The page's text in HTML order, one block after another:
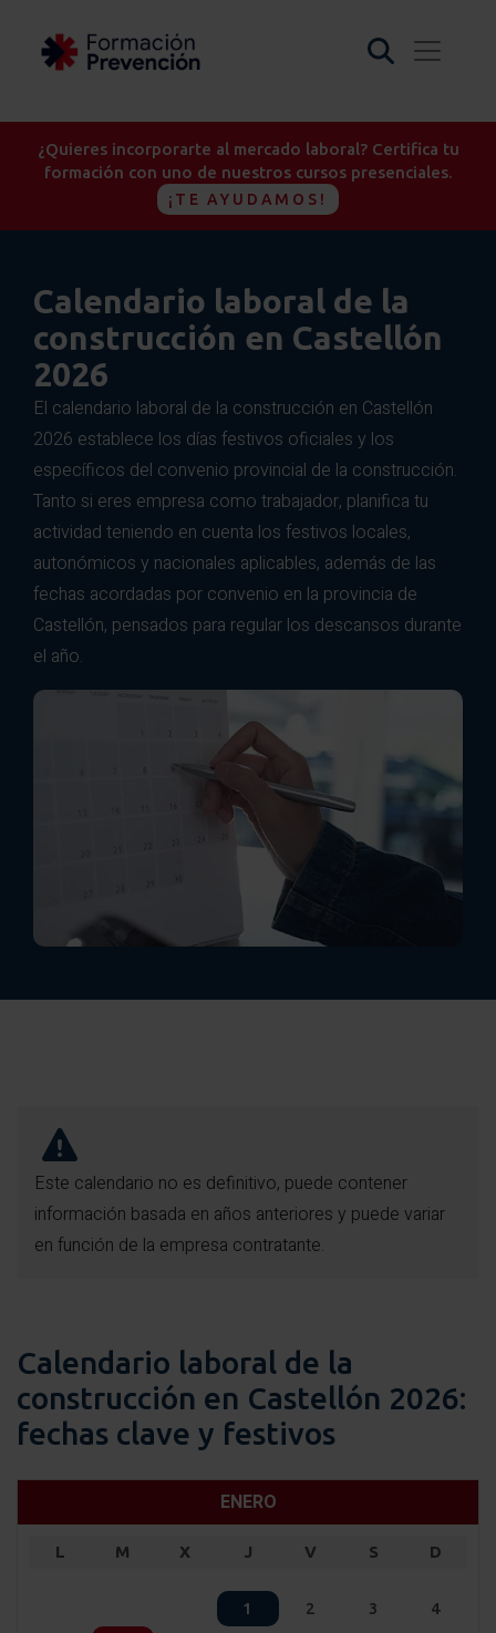
¿Quieres incorporarte al mercado laboral? Certifica tu
formación con uno de nuestros cursos presenciales.
¡TE AYUDAMOS!
Calendario laboral de la
construcción en Castellón
2026
El calendario laboral de la construcción en Castellón
2026 establece los días festivos oficiales y los
específicos del convenio provincial de la construcción.
Tanto si eres empresa como trabajador, planifica tu
actividad teniendo en cuenta los festivos locales,
autonómicos y nacionales aplicables, además de las
fechas acordadas por convenio en la provincia de
Castellón, pensados para regular los descansos durante
el año.
Este calendario no es definitivo, puede contener
información basada en años anteriores y puede variar
en función de la empresa contratante.
Calendario laboral de la
construcción en Castellón 2026:
fechas clave y festivos
ENERO
L M X J V S D
1 2 3
4